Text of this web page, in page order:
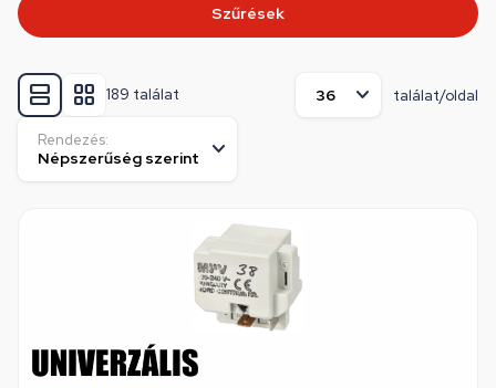
189 találat találat/oldal
Rendezés:
Szűrések